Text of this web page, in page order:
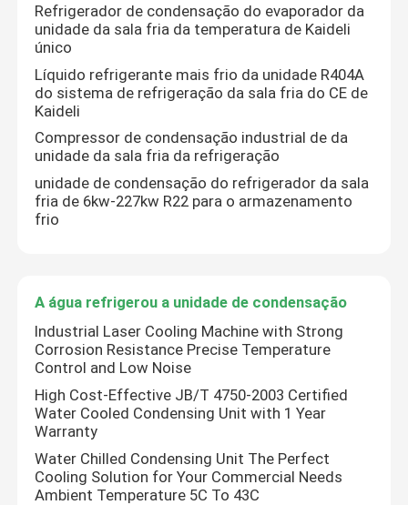
Produtos
Sobre Nós
Refrigerador de condensação do evaporador da
unidade da sala fria da temperatura de Kaideli
único
Líquido refrigerante mais frio da unidade R404A
do sistema de refrigeração da sala fria do CE de
Kaideli
Compressor de condensação industrial de da
unidade da sala fria da refrigeração
unidade de condensação do refrigerador da sala
fria de 6kw-227kw R22 para o armazenamento
frio
A água refrigerou a unidade de condensação
Industrial Laser Cooling Machine with Strong
Corrosion Resistance Precise Temperature
Control and Low Noise
High Cost-Effective JB/T 4750-2003 Certified
Water Cooled Condensing Unit with 1 Year
Warranty
Water Chilled Condensing Unit The Perfect
Cooling Solution for Your Commercial Needs
Ambient Temperature 5C To 43C